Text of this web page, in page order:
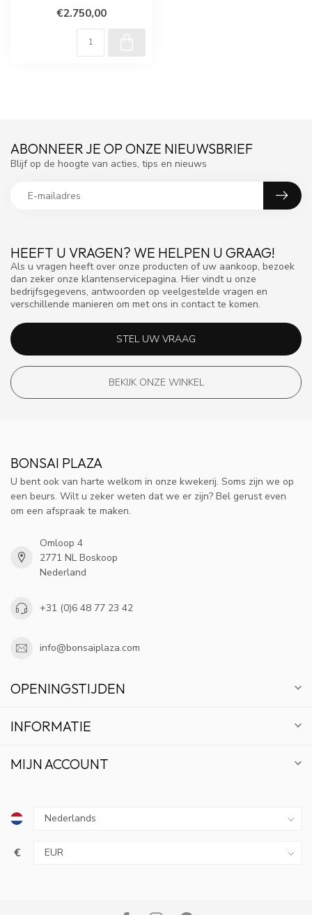
€2.750,00
HEEFT U VRAGEN? WE HELPEN U GRAAG!
Als u vragen heeft over onze producten of uw aankoop, bezoek
dan zeker onze klantenservicepagina. Hier vindt u onze
bedrijfsgegevens, antwoorden op veelgestelde vragen en
verschillende manieren om met ons in contact te komen.
STEL UW VRAAG
BEKIJK ONZE WINKEL
ABONNEER JE OP ONZE NIEUWSBRIEF
Blijf op de hoogte van acties, tips en nieuws
BONSAI PLAZA
U bent ook van harte welkom in onze kwekerij. Soms zijn we op
een beurs. Wilt u zeker weten dat we er zijn? Bel gerust even
om een afspraak te maken.
Omloop 4
2771 NL Boskoop
Nederland
+31 (0)6 48 77 23 42
info@bonsaiplaza.com
OPENINGSTIJDEN
INFORMATIE
MIJN ACCOUNT
€